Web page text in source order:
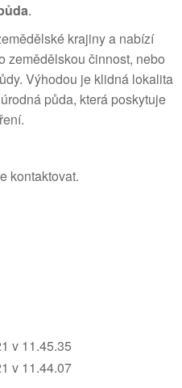
.
krajiny a nabízí
zemědělskou činnost, nebo
Výhodou je klidná lokalita
půda, která poskytuje
kontaktovat.